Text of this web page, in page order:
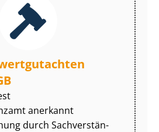
anerkannt
durch Sach­ver­stän­